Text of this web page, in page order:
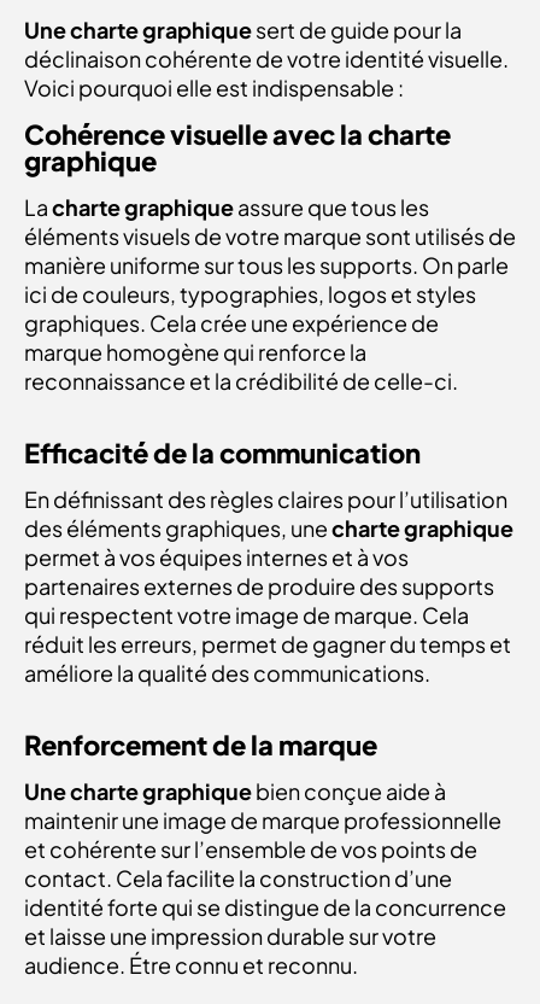
Une charte graphiquesert de guide pour la
déclinaison cohérente de votre identité visuelle.
Voici pourquoi elle est indispensable :
Cohérence visuelle avec la charte
graphique
Lacharte graphiqueassure que tous les
éléments visuels de votre marque sont utilisés de
manière uniforme sur tous les supports. On parle
ici de couleurs, typographies, logos et styles
graphiques. Cela crée une expérience de
marque homogène qui renforce la
reconnaissance et la crédibilité de celle-ci.
Efficacité de la communication
En définissant des règles claires pour l’utilisation
des éléments graphiques, unecharte graphique
permet à vos équipes internes et à vos
partenaires externes de produire des supports
qui respectent votre image de marque. Cela
réduit les erreurs, permet de gagner du temps et
améliore la qualité des communications.
Renforcement de la marque
Une charte graphiquebien conçue aide à
maintenir une image de marque professionnelle
et cohérente sur l’ensemble de vos points de
contact. Cela facilite la construction d’une
identité forte qui se distingue de la concurrence
et laisse une impression durable sur votre
audience. Étre connu et reconnu.